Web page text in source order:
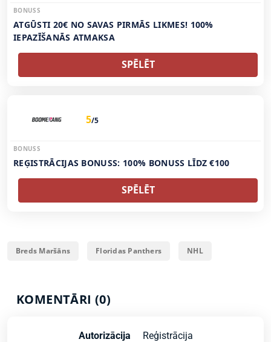
BONUSS
ATGŪSTI 20€ NO SAVAS PIRMĀS LIKMES! 100%
IEPAZĪŠANĀS ATMAKSA
SPĒLĒT
5/5
BONUSS
REĢISTRĀCIJAS BONUSS: 100% BONUSS LĪDZ €100
SPĒLĒT
Breds Maršāns Floridas Panthers NHL
KOMENTĀRI (0)
Autorizācija Reģistrācija